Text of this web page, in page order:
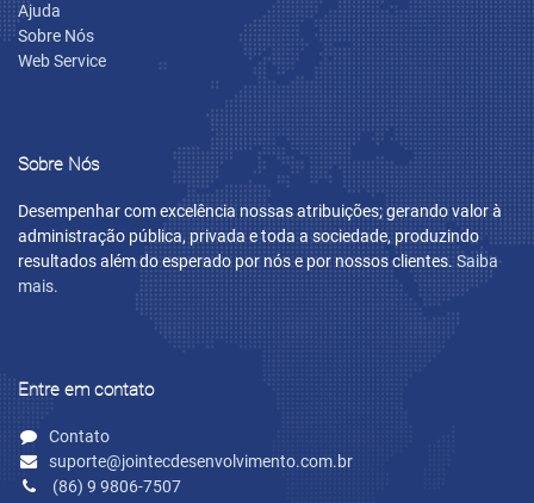
Ajuda
Sobre Nós
Web Service
Sobre Nós
Desempenhar com excelência nossas atribuições; gerando valor à
administração pública, privada e toda a sociedade, produzindo
resultados além do esperado por nós e por nossos clientes.Saiba
mais.
Entre em contato
Contato
suporte@jointecdesenvolvimento.com.br
(86) 9 9806-7507